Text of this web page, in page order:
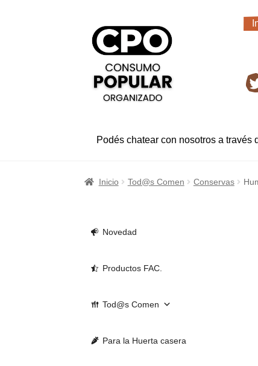
navegación
al
contenido
Podés chatear con nosotros a través
Inicio Tod@s Comen Conservas
Novedad
Productos FAC.
Tod@s Comen
Para la Huerta casera